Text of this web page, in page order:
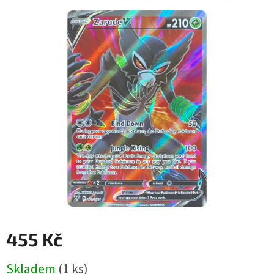
455 Kč
cena:
Skladem (1 ks)